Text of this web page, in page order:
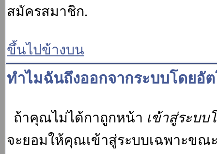
สมัครสมาชิก.
ขึ้นไปข้างบน
ทำไมฉันถึงออกจากระบบโดยอั
ถ้าคุณไม่ได้กาถูกหน้า เข้าสู่ระบ
จะยอมให้คุณเข้าสู่ระบบเฉพาะขณ